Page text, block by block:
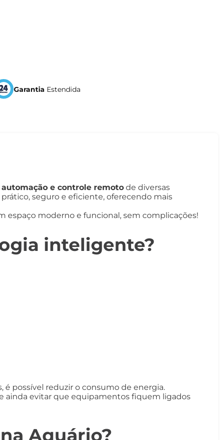
Garantia Estendida
e controle remoto de diversas
seguro e eficiente, oferecendo mais
espaço moderno e funcional, sem complicações!
inteligente?
possível reduzir o consumo de energia.
ainda evitar que equipamentos fiquem ligados
Aquário?